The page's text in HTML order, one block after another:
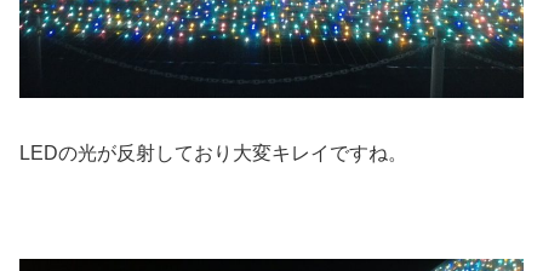
LEDの光が反射しており大変キレイですね。